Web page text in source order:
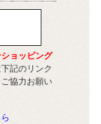
ョッピング
記のリンク
協力お願い